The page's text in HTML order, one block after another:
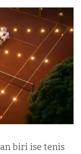
biri ise tenis